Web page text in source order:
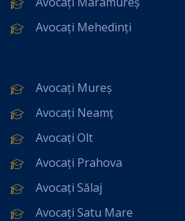
Avocați Mehedinți
Avocați Mureș
Avocați Neamț
Avocați Olt
Avocați Prahova
Avocați Sălaj
Avocați Satu Mare